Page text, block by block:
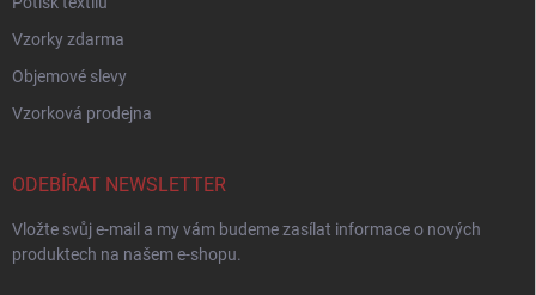
Vzorky zdarma
Objemové slevy
Vzorková prodejna
ODEBÍRAT NEWSLETTER
Vložte svůj e-mail a my vám budeme zasílat informace o nových
produktech na našem e-shopu.